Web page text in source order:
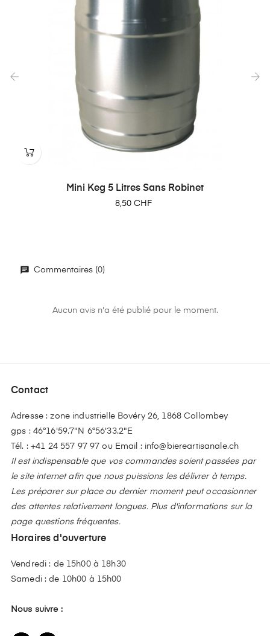
Mini Keg 5 Litres Sans Robinet
Prix
8,50 CHF
Commentaires (0)
Aucun avis n'a été publié pour le moment.
Contact
Adresse : zone industrielle Bovéry 26, 1868 Collombey
gps : 46°16'59.7"N 6°56'33.2"E
Tél. : +41 24 557 97 97 ou Email : info@biereartisanale.ch
Il est indispensable que vos commandes soient passées par
le site internet afin que nous puissions les délivrer à temps.
Les préparer sur place au dernier moment peut occasionner
des attentes relativement longues. Plus d'informations sur la
page questions fréquentes.
Horaires d'ouverture
Vendredi : de 15h00 à 18h30
Samedi : de 10h00 à 15h00
Nous suivre :